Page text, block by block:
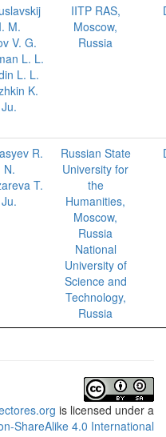
I. M.
V. G.
L. L.
L. L.
K.
Ju.
IITP RAS,
Moscow,
Russia
R.
N.
T.
Ju.
Russian State
University for
the
Humanities,
Moscow,
Russia
National
University of
Science and
Technology,
Russia
is licensed under a
ShareAlike 4.0 International